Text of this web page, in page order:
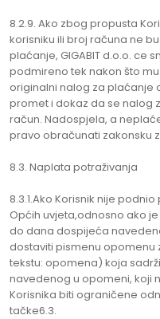
8.2.9. Ako zbog propusta
korisniku ili broj računa ne
plaćanje, GIGABIT d.o.o. ce
podmireno tek nakon što
originalni nalog za plaćanje
promet i dokaz da se nalog
račun. Nadospjela, a
pravo obračunati zakonsku
8.3. Naplata potraživanja
8.3.1.Ako Korisnik nije
Općih uvjeta,odnosno ako
do dana dospijeća
dostaviti pismenu
tekstu: opomena) koja
navedenog u opomeni, koji
Korisnika biti ograničene
tačke6.3.